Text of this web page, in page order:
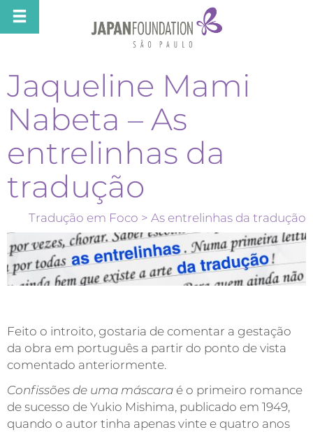
Jaqueline Mami
Nabeta – As
entrelinhas da
tradução
Tradução em Foco > As entrelinhas da tradução
Feito o introito, gostaria de comentar a gestação
da obra em português a partir do ponto de vista
comentado anteriormente.
Confissões de uma máscara é o primeiro romance
de sucesso de Yukio Mishima, publicado em 1949,
quando o autor tinha apenas vinte e quatro anos